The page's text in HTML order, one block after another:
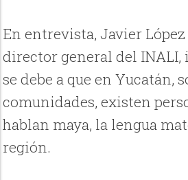
En entrevista, Javier López
director general del INALI,
se debe a que en Yucatán,
comunidades, existen
hablan maya, la lengua
región.